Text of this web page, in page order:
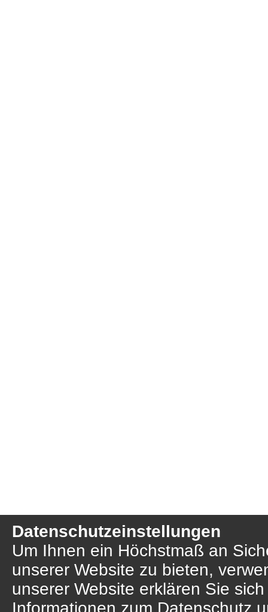
Datenschutzeinstellungen
Um Ihnen ein Höchstmaß an
unserer Website zu bieten,
unserer Website erklären Sie
Informationen zum Datenschutz